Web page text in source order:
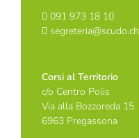
091 973 18 10
segreteria@scudo.ch
Corsi al Territorio
c/o Centro Polis
Via alla Bozzoreda 15
6963 Pregassona